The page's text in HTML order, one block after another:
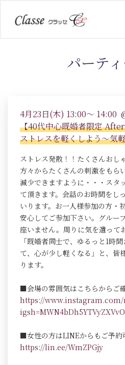
パーテ
4月23日(木) 13:00～ 14:00
【40代中心既婚者限定
ストレスを軽くしよう～気
ストレス発散！！たくさんおし
方々からたくさんの刺激をもら
減少できますように・・・スタ
て頂きます。会話のお時間をし
いります。お一人様参加の方・
安心してご参加下さい。グルー
座いません。周りに気を遣って
「既婚者同士で、ゆるっと1時
て、心が少し軽くなる」と、皆
ります。
■会場の雰囲気はこちらからご
https://www.instagram.com/
■女性の方はLINEからもご予
https://lin.ee/WmZPGjy